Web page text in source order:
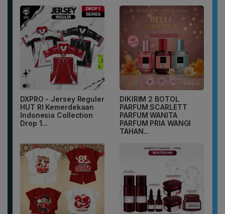
DXPRO - Jersey Reguler
HUT RI Kemerdekaan
Indonesia Collection
Drop 1...
DIKIRIM 2 BOTOL
PARFUM SCARLETT
PARFUM WANITA
PARFUM PRIA WANGI
TAHAN...